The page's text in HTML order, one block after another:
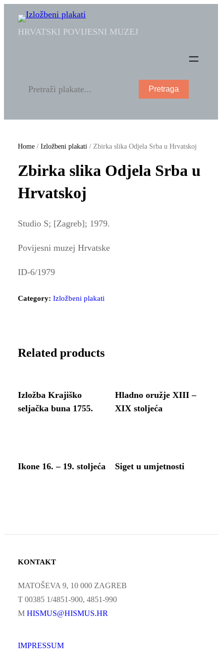
HRVATSKI POVIJESNI MUZEJ
Pretraga
Home / Izložbeni plakati / Zbirka slika Odjela Srba u Hrvatskoj
Zbirka slika Odjela Srba u
Hrvatskoj
Studio S; [Zagreb]; 1979.
Povijesni muzej Hrvatske
ID-6/1979
Category: Izložbeni plakati
Related products
Izložba Krajiško
seljačka buna 1755.
Hladno oružje XIII –
XIX stoljeća
Ikone 16. – 19. stoljeća Siget u umjetnosti
KONTAKT
MATOŠEVA 9, 10 000 ZAGREB
T 00385 1/4851-900, 4851-990
M HISMUS@HISMUS.HR
IMPRESSUM